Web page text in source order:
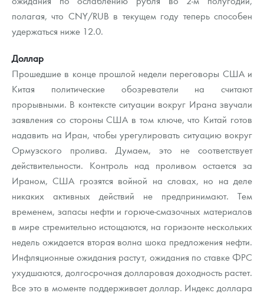
полагая, что CNY/RUB в текущем году теперь способен
удержаться ниже 12.0.
Доллар
Прошедшие в конце прошлой недели переговоры США и
Китая политические обозреватели на считают
прорывными. В контексте ситуации вокруг Ирана звучали
заявления со стороны США в том ключе, что Китай готов
надавить на Иран, чтобы урегулировать ситуацию вокруг
Ормузского пролива. Думаем, это не соответствует
действительности. Контроль над проливом остается за
Ираном, США грозятся войной на словах, но на деле
никаких активных действий не предпринимают. Тем
временем, запасы нефти и горюче-смазочных материалов
в мире стремительно истощаются, на горизонте нескольких
недель ожидается вторая волна шока предложения нефти.
Инфляционные ожидания растут, ожидания по ставке ФРС
ухудшаются, долгосрочная долларовая доходность растет.
Все это в моменте поддерживает доллар. Индекс доллара